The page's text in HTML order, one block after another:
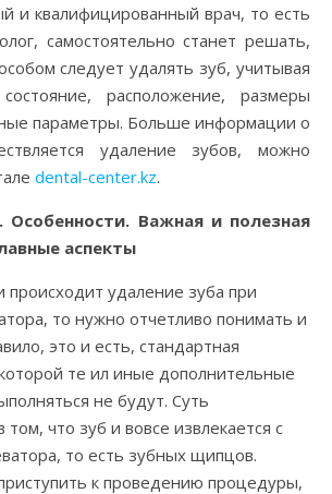
и квалифицированный врач, то есть
самостоятельно станет решать,
следует удалять зуб, учитывая
расположение, размеры
параметры. Больше информации о
удаление зубов, можно
dental-center.kz.
Особенности. Важная и полезная
аспекты
происходит удаление зуба при
то нужно отчетливо понимать и
это и есть, стандартная
те ил иные дополнительные
не будут. Суть
том, что зуб и вовсе извлекается с
то есть зубных щипцов.
к проведению процедуры,